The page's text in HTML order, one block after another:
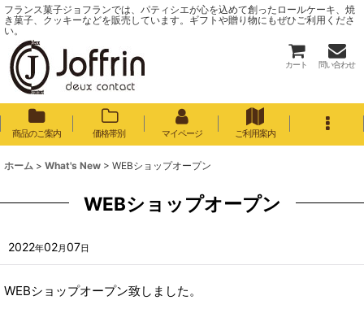
フランス菓子ジョフランでは、パティシエが心を込めて創ったロールケーキ、焼
き菓子、クッキーなどを販売しています。ギフトや贈り物にもぜひご利用くださ
い。
カート 問い合わせ
商品のご案内 価格帯別 マイページ ご利用案内
ホーム > What's New > WEBショップオープン
WEBショップオープン
2022年02月07日
WEBショップオープン致しました。